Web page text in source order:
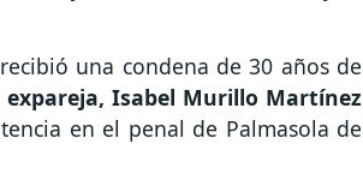
una condena de 30 años de
Isabel Murillo Martínez
en el penal de Palmasola de